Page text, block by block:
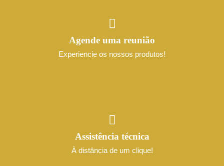
Agende uma reunião
Experiencie os nossos produtos!
Assistência técnica
À distância de um clique!